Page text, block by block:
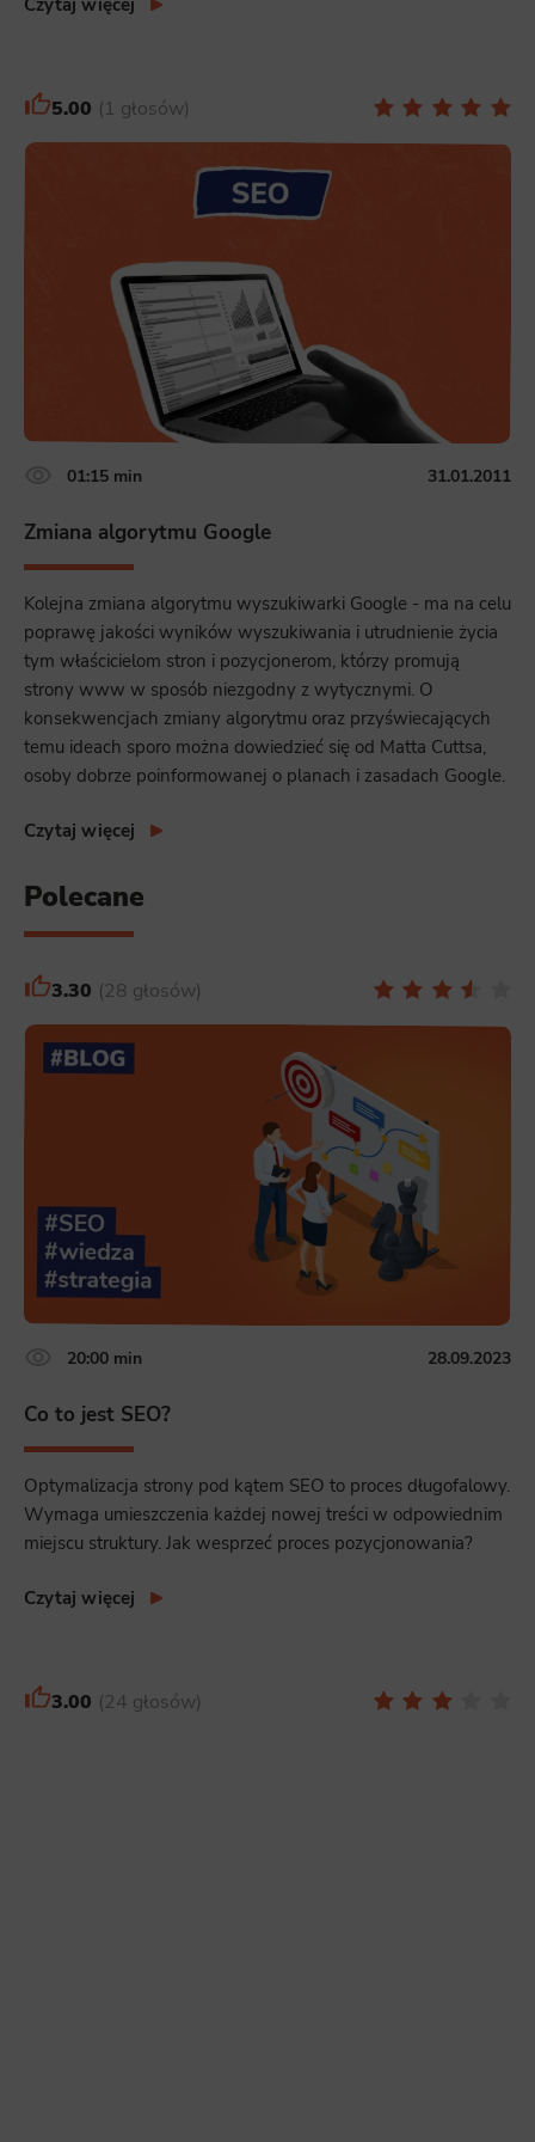
5.00 1 głosów
01:15 min 31.01.2011
Zmiana algorytmu Google
Kolejna zmiana algorytmu wyszukiwarki Google - ma na celu
poprawę jakości wyników wyszukiwania i utrudnienie życia
tym właścicielom stron i pozycjonerom, którzy promują
strony www w sposób niezgodny z wytycznymi. O
konsekwencjach zmiany algorytmu oraz przyświecających
temu ideach sporo można dowiedzieć się od Matta Cuttsa,
osoby dobrze poinformowanej o planach i zasadach Google.
Czytaj więcej
Polecane
3.30 28 głosów
20:00 min 28.09.2023
Co to jest SEO?
Optymalizacja strony pod kątem SEO to proces długofalowy.
Wymaga umieszczenia każdej nowej treści w odpowiednim
miejscu struktury. Jak wesprzeć proces pozycjonowania?
Czytaj więcej
3.00 24 głosów